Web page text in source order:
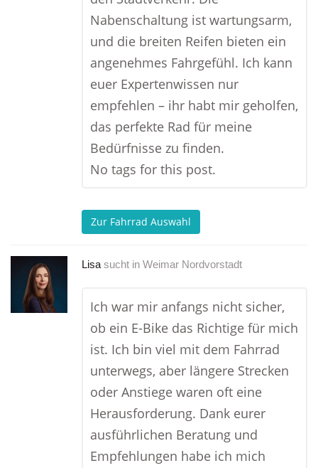
Nabenschaltung ist wartungsarm,
und die breiten Reifen bieten ein
angenehmes Fahrgefühl. Ich kann
euer Expertenwissen nur
empfehlen – ihr habt mir geholfen,
das perfekte Rad für meine
Bedürfnisse zu finden.
No tags for this post.
Zur Fahrrad Auswahl
Lisa sucht in Weimar Nordvorstadt
Ich war mir anfangs nicht sicher,
ob ein E-Bike das Richtige für mich
ist. Ich bin viel mit dem Fahrrad
unterwegs, aber längere Strecken
oder Anstiege waren oft eine
Herausforderung. Dank eurer
ausführlichen Beratung und
Empfehlungen habe ich mich